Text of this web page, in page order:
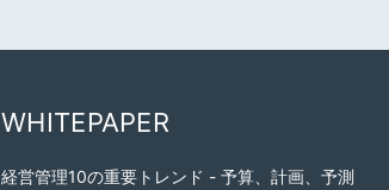
WHITEPAPER
経営管理10の重要トレンド - 予算、計画、予測